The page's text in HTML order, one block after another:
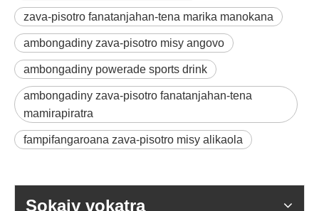
zava-pisotro fanatanjahan-tena marika manokana
ambongadiny zava-pisotro misy angovo
ambongadiny powerade sports drink
ambongadiny zava-pisotro fanatanjahan-tena
mamirapiratra
fampifangaroana zava-pisotro misy alikaola
Sokajy vokatra